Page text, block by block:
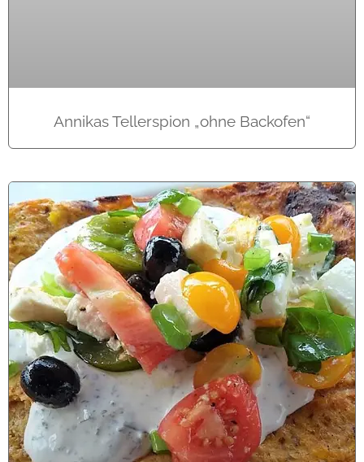
Annikas Tellerspion „ohne Backofen“